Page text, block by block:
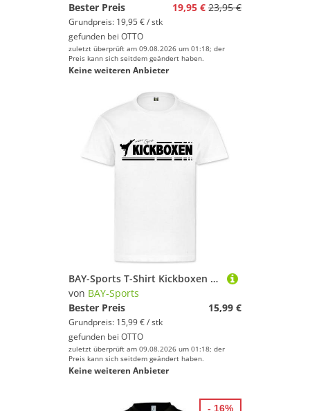
Bester Preis
19,95 € 23,95 €
Grundpreis: 19,95 € / stk
gefunden bei OTTO
zuletzt überprüft am 09.08.2026 um 01:18; der
Preis kann sich seitdem geändert haben.
Keine weiteren Anbieter
BAY-Sports T-Shirt Kickboxen mein Sport Kickboxshirt Kick-Boxen Kampfsport (1 Stück, 100% Baumwolle) Thaiboxen, Muay Thai, Kinder, Erwachsene
von BAY-Sports
Bester Preis
15,99 €
Grundpreis: 15,99 € / stk
gefunden bei OTTO
zuletzt überprüft am 09.08.2026 um 01:18; der
Preis kann sich seitdem geändert haben.
Keine weiteren Anbieter
- 16%